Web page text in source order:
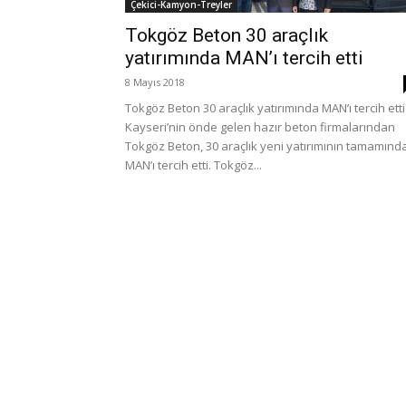
Çekici-Kamyon-Treyler
Tokgöz Beton 30 araçlık
yatırımında MAN’ı tercih etti
8 Mayıs 2018
Tokgöz Beton 30 araçlık yatırımında MAN’ı tercih etti
Kayseri’nin önde gelen hazır beton firmalarından
Tokgöz Beton, 30 araçlık yeni yatırımının
MAN’ı tercih etti. Tokgöz...